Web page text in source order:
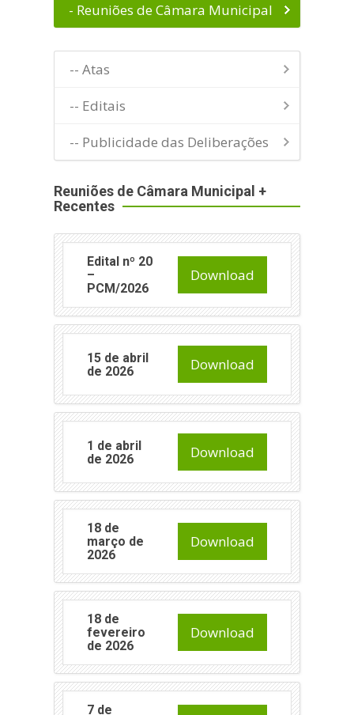
- Reuniões de Câmara Municipal
-- Atas
-- Editais
-- Publicidade das Deliberações
Reuniões de Câmara Municipal +
Recentes
Edital nº 20
–
PCM/2026
Download
15 de abril
de 2026
Download
1 de abril
de 2026
Download
18 de
março de
2026
Download
18 de
fevereiro
de 2026
Download
7 de